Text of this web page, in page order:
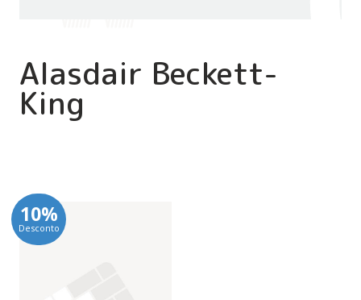
Alasdair Beckett-
King
10%
Desconto